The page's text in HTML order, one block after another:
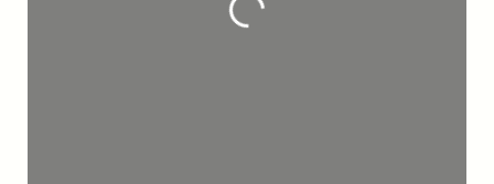
g
.